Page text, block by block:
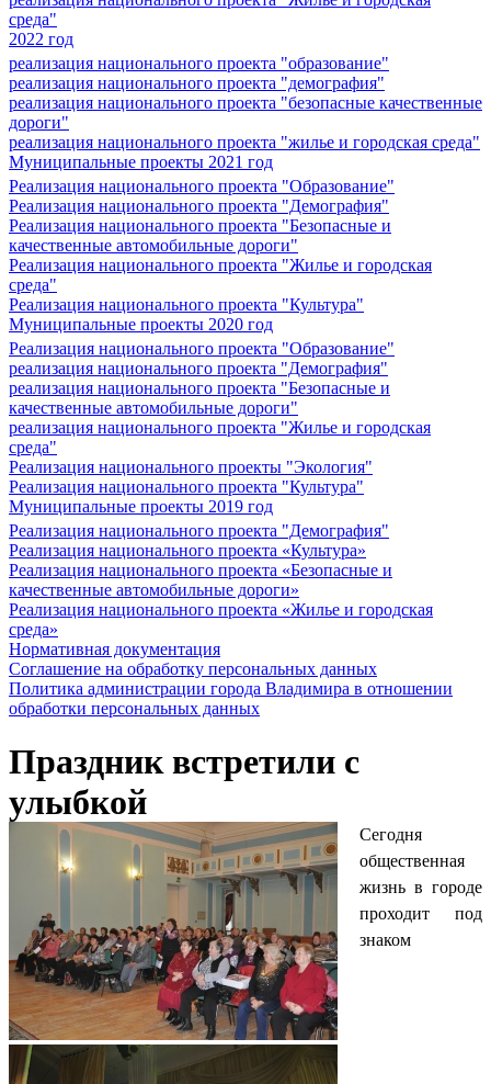
среда"
2022 год
реализация национального проекта "образование"
реализация национального проекта "демография"
реализация национального проекта "безопасные качественные
дороги"
реализация национального проекта "жилье и городская среда"
Муниципальные проекты 2021 год
Реализация национального проекта "Образование"
Реализация национального проекта "Демография"
Реализация национального проекта "Безопасные и
качественные автомобильные дороги"
Реализация национального проекта "Жилье и городская
среда"
Реализация национального проекта "Культура"
Муниципальные проекты 2020 год
Реализация национального проекта "Образование"
реализация национального проекта "Демография"
реализация национального проекта "Безопасные и
качественные автомобильные дороги"
реализация национального проекта "Жилье и городская
среда"
Реализация национального проекты "Экология"
Реализация национального проекта "Культура"
Муниципальные проекты 2019 год
Реализация национального проекта "Демография"
Реализация национального проекта «Культура»
Реализация национального проекта «Безопасные и
качественные автомобильные дороги»
Реализация национального проекта «Жилье и городская
среда»
Нормативная документация
Соглашение на обработку персональных данных
Политика администрации города Владимира в отношении
обработки персональных данных
Праздник встретили с
улыбкой
Сегодня
общественная
жизнь в городе
проходит под
знаком